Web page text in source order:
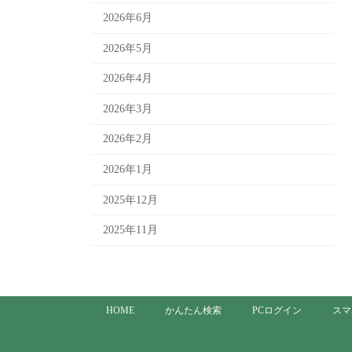
2026年6月
2026年5月
2026年4月
2026年3月
2026年2月
2026年1月
2025年12月
2025年11月
HOME かんたん検索 PCログイン ス